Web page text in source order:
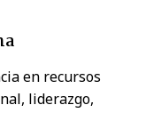
en recursos
liderazgo,